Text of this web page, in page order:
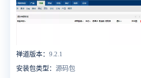
禅道版本： 9.2.1
安装包类型： 源码包